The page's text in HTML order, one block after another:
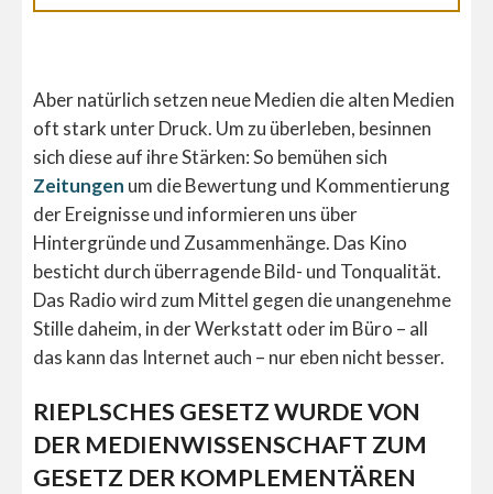
Aber natürlich setzen neue Medien die alten Medien
oft stark unter Druck. Um zu überleben, besinnen
sich diese auf ihre Stärken: So bemühen sich
Zeitungen um die Bewertung und Kommentierung
der Ereignisse und informieren uns über
Hintergründe und Zusammenhänge. Das Kino
besticht durch überragende Bild- und Tonqualität.
Das Radio wird zum Mittel gegen die unangenehme
Stille daheim, in der Werkstatt oder im Büro – all
das kann das Internet auch – nur eben nicht besser.
RIEPLSCHES GESETZ WURDE VON
DER MEDIENWISSENSCHAFT ZUM
GESETZ DER KOMPLEMENTÄREN